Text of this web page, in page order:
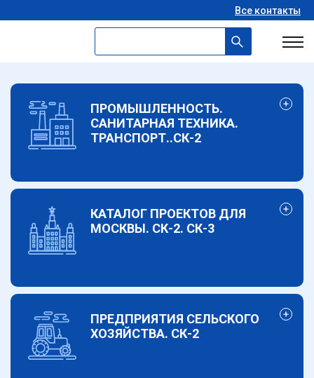
Все контакты
ПРОМЫШЛЕННОСТЬ.
САНИТАРНАЯ ТЕХНИКА.
ТРАНСПОРТ..СК-2
КАТАЛОГ ПРОЕКТОВ ДЛЯ
МОСКВЫ. СК-2. СК-3
ПРЕДПРИЯТИЯ СЕЛЬСКОГО
ХОЗЯЙСТВА. СК-2